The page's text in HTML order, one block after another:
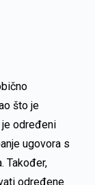
što je
je određeni
ugovora s
Također,
određene